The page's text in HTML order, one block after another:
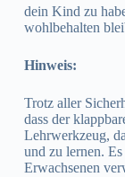
dein Kind zu
wohlbehalten
Hinweis:
Trotz aller
dass der
Lehrwerkzeug,
und zu lernen.
Erwachsenen